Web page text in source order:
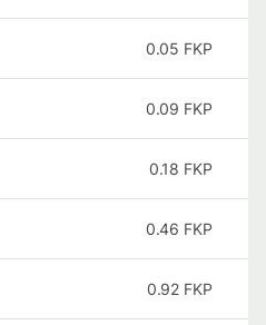
0.05 FKP
0.09 FKP
0.18 FKP
0.46 FKP
0.92 FKP